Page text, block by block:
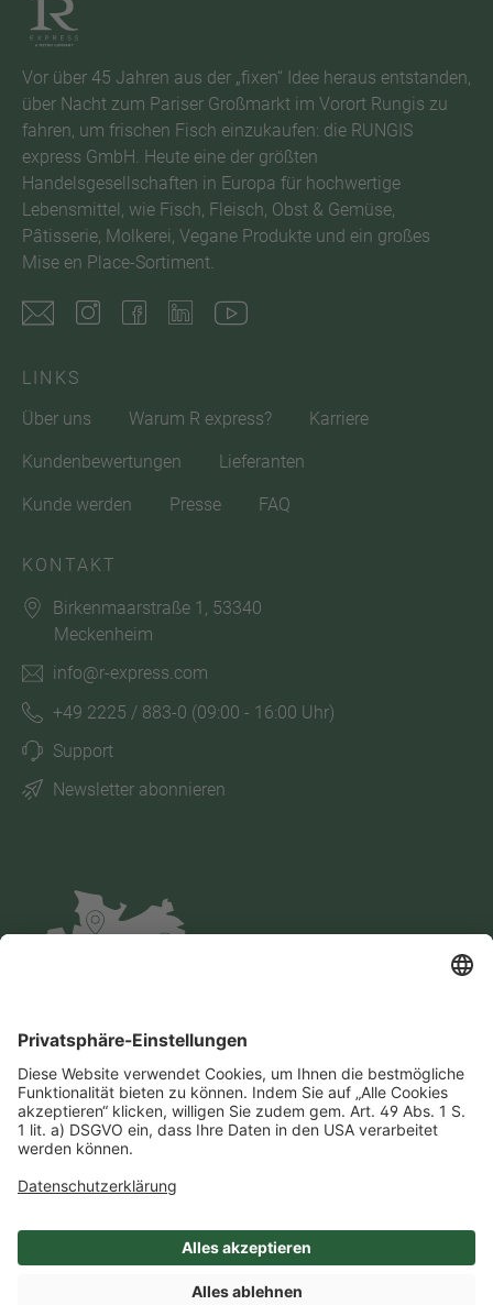
Vor über 45 Jahren aus der „fixen“ Idee heraus entstanden,
über Nacht zum Pariser Großmarkt im Vorort Rungis zu
fahren, um frischen Fisch einzukaufen: die RUNGIS
express GmbH. Heute eine der größten
Handelsgesellschaften in Europa für hochwertige
Lebensmittel, wie Fisch, Fleisch, Obst & Gemüse,
Pâtisserie, Molkerei, Vegane Produkte und ein großes
Mise en Place-Sortiment.
LINKS
Über uns
Warum R express? Karriere
Kundenbewertungen Lieferanten
Kunde werden Presse FAQ
KONTAKT
Birkenmaarstraße 1, 53340
Meckenheim
info@r-express.com
+49 2225 / 883-0 (09:00 - 16:00 Uhr)
Support
Newsletter abonnieren
Impressum Datenschutz
AGB
Cookie-Einstellungen
Compliance